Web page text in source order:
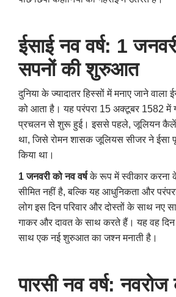
ईसाई नव वर्ष: 1
सपनों की शुरुआत
दुनिया के ज्यादातर हिस्सों में मनाए जाने वाला
को आता है। यह परंपरा 15 अक्टूबर 1582 में
प्रचलन से शुरू हुई। इससे पहले,जूलियन
था,जिसे रोमन शासक जूलियस सीजर ने ईसा
किया था।
1 जनवरी को नव वर्षके रूप में स्वीकार करना
सीमित नहीं है,बल्कि यह आधुनिकता और
लोग इस दिन परिवार और दोस्तों के साथ नए
गाकर और दावत के साथ करते हैं। यह वह
साथ एक नई शुरुआत का जश्न मनाती है।
पारसी नव वर्ष: